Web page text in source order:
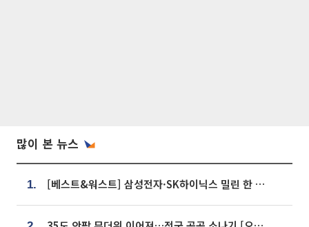
많이 본 뉴스
1. [베스트&워스트] 삼성전자·SK하이닉스 밀린 한 주…상상인증권은 85% 급등